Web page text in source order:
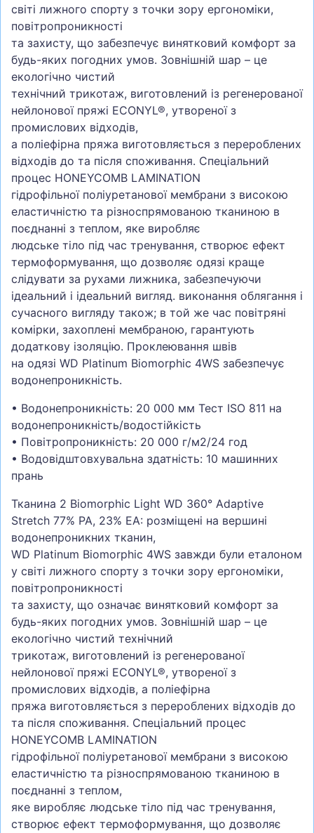
світі лижного спорту з точки зору ергономіки,
повітропроникності
та захисту, що забезпечує винятковий комфорт за
будь-яких погодних умов. Зовнішній шар – це
екологічно чистий
технічний трикотаж, виготовлений із регенерованої
нейлонової пряжі ECONYL®, утвореної з
промислових відходів,
а поліефірна пряжа виготовляється з перероблених
відходів до та після споживання. Спеціальний
процес HONEYCOMB LAMINATION
гідрофільної поліуретанової мембрани з високою
еластичністю та різноспрямованою тканиною в
поєднанні з теплом, яке виробляє
людське тіло під час тренування, створює ефект
термоформування, що дозволяє одязі краще
слідувати за рухами лижника, забезпечуючи
ідеальний і ідеальний вигляд. виконання облягання і
сучасного вигляду також; в той же час повітряні
комірки, захоплені мембраною, гарантують
додаткову ізоляцію. Проклеювання швів
на одязі WD Platinum Biomorphic 4WS забезпечує
водонепроникність.
• Водонепроникність: 20 000 мм Тест ISO 811 на
водонепроникність/водостійкість
• Повітропроникність: 20 000 г/м2/24 год
• Водовідштовхувальна здатність: 10 машинних
прань
Тканина 2 Biomorphic Light WD 360° Adaptive
Stretch 77% PA, 23% EA: розміщені на вершині
водонепроникних тканин,
WD Platinum Biomorphic 4WS завжди були еталоном
у світі лижного спорту з точки зору ергономіки,
повітропроникності
та захисту, що означає винятковий комфорт за
будь-яких погодних умов. Зовнішній шар – це
екологічно чистий технічний
трикотаж, виготовлений із регенерованої
нейлонової пряжі ECONYL®, утвореної з
промислових відходів, а поліефірна
пряжа виготовляється з перероблених відходів до
та після споживання. Спеціальний процес
HONEYCOMB LAMINATION
гідрофільної поліуретанової мембрани з високою
еластичністю та різноспрямованою тканиною в
поєднанні з теплом,
яке виробляє людське тіло під час тренування,
створює ефект термоформування, що дозволяє